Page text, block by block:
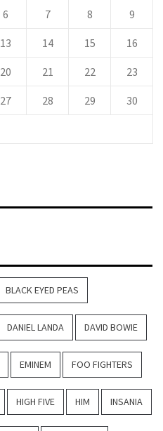
6 7 8 9
13 14 15 16
20 21 22 23
27 28 29 30
BLACK EYED PEAS
DANIEL LANDA DAVID BOWIE
EMINEM FOO FIGHTERS
HIGH FIVE HIM INSANIA